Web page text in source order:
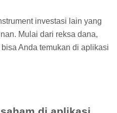
investasi lain yang
Mulai dari reksa dana,
Anda temukan di aplikasi